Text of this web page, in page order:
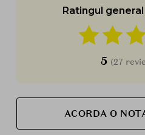
Ratingul
5 (27
ACORDA O